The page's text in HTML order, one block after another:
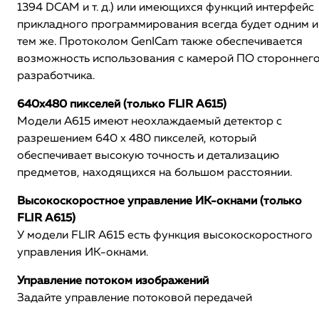
1394 DCAM и т. д.) или имеющихся функций интерфейс
прикладного программирования всегда будет одним и
тем же. Протоколом GenICam также обеспечивается
возможность использования с камерой ПО
разработчика.
640x480 пикселей (только FLIR A615)
Модели A615 имеют неохлаждаемый детектор с
разрешением 640 x 480 пикселей, который
обеспечивает высокую точность и детализацию
предметов, находящихся на большом расстоянии.
Высокоскоростное управление ИК-окнами (только
FLIR A615)
У модели FLIR A615 есть функция высокоскоростного
управления ИК-окнами.
Управление потоком изображений
Задайте управление потоковой передачей